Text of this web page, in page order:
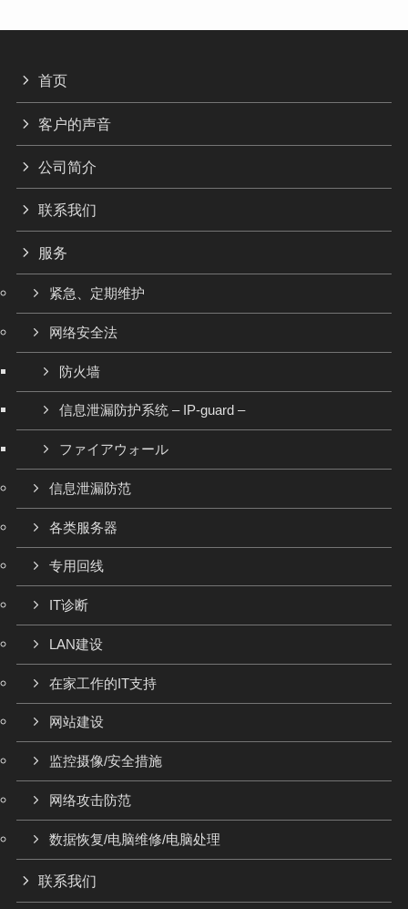
首页
客户的声音
公司简介
联系我们
服务
紧急、定期维护
网络安全法
防火墙
信息泄漏防护系统 – IP-guard –
ファイアウォール
信息泄漏防范
各类服务器
专用回线
IT诊断
LAN建设
在家工作的IT支持
网站建设
监控摄像/安全措施
网络攻击防范
数据恢复/电脑维修/电脑处理
联系我们